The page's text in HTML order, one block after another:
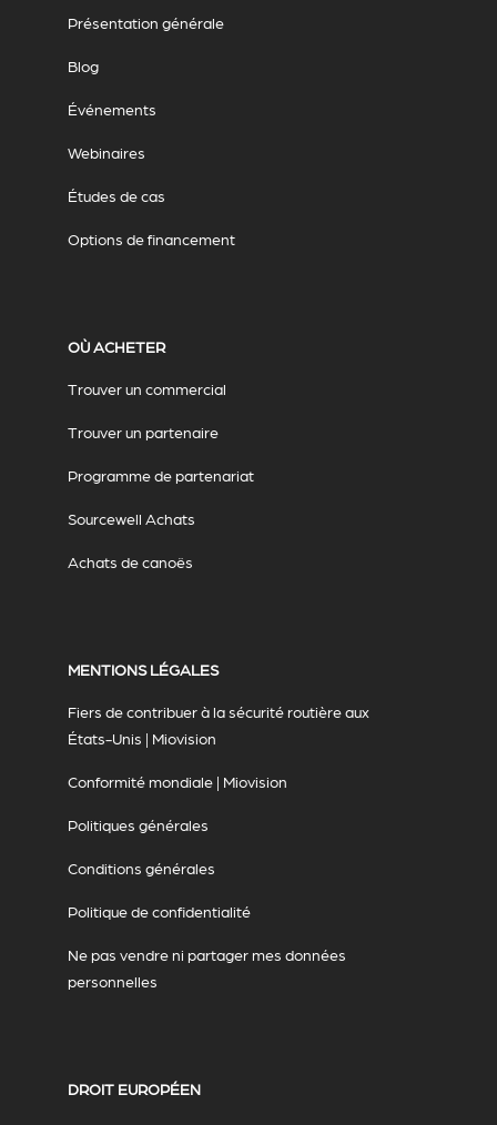
Présentation générale
Blog
Événements
Webinaires
Études de cas
Options de financement
OÙ ACHETER
Trouver un commercial
Trouver un partenaire
Programme de partenariat
Sourcewell Achats
Achats de canoës
MENTIONS LÉGALES
Fiers de contribuer à la sécurité routière aux
États-Unis | Miovision
Conformité mondiale | Miovision
Politiques générales
Conditions générales
Politique de confidentialité
Ne pas vendre ni partager mes données
personnelles
DROIT EUROPÉEN